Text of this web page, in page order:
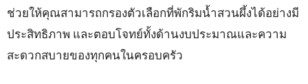
ช่วยให้คุณสามารถกรองตัวเลือกที่พักริมน้ำสวนผึ้งได้อย่างมี
ประสิทธิภาพ และตอบโจทย์ทั้งด้านงบประมาณและความ
สะดวกสบายของทุกคนในครอบครัว